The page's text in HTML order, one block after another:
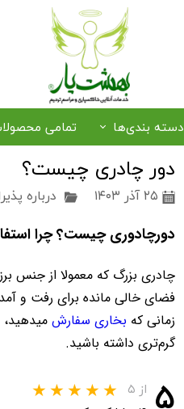
دسته بندی‌ها
رزرو صندلی و سایبان
خرید حلوا و خرما
ترخیص متوفی از فرودگاه
تمامی
دور چادری چیست؟
۲۵ آذر ۱۴۰۳
درباره
دورچادوری چیست؟ چرا
چادری بزرگ که معمولا از جنس
فضای خالی مانده برای رفت و
زمانی که بخاری سفارش
گرم‌تری داشته باشید.
۵ از ۵